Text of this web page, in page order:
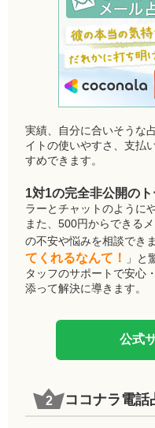
実績、自分に合いそうな
イトの使いやすさ、支払
すめできます。
1対1の完全非公開の
ラーとチャットのように
また、500円からできる
の不安や悩みを相談でき
てくれるなんて！
」と
タッフのサポートで安心
添って解決に導きます。
公式
ココナラ電話